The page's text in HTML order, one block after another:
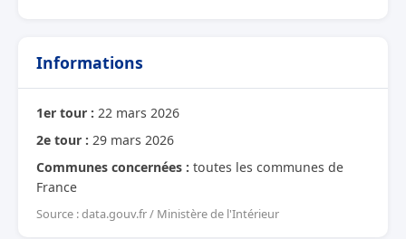
Informations
1er tour : 22 mars 2026
2e tour : 29 mars 2026
Communes concernées : toutes les communes de
France
Source : data.gouv.fr / Ministère de l'Intérieur